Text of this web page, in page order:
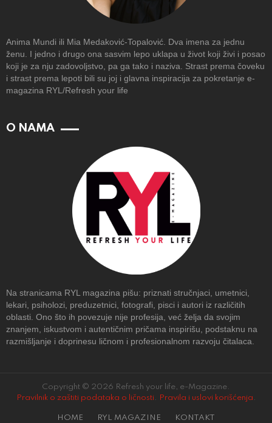
Anima Mundi ili Mia Medaković-Topalović. Dva imena za jednu
ženu. I jedno i drugo ona sasvim lepo uklapa u život koji živi i posao
koji je za nju zadovoljstvo, pa ga tako i naziva. Strast prema čoveku
i strast prema lepoti bili su joj i glavna inspiracija za pokretanje e-
magazina RYL/Refresh your life
O NAMA
Na stranicama RYL magazina pišu: priznati stručnjaci, umetnici,
lekari, psiholozi, preduzetnici, fotografi, pisci i autori iz različitih
oblasti. Ono što ih povezuje nije profesija, već želja da svojim
znanjem, iskustvom i autentičnim pričama inspirišu, podstaknu na
razmišljanje i doprinesu ličnom i profesionalnom razvoju čitalaca.
Copyright © 2026 Refresh your life, e-Magazine.
Pravilnik o zaštiti podataka o ličnosti . Pravila i uslovi korišćenja .
HOME RYL MAGAZINE KONTAKT